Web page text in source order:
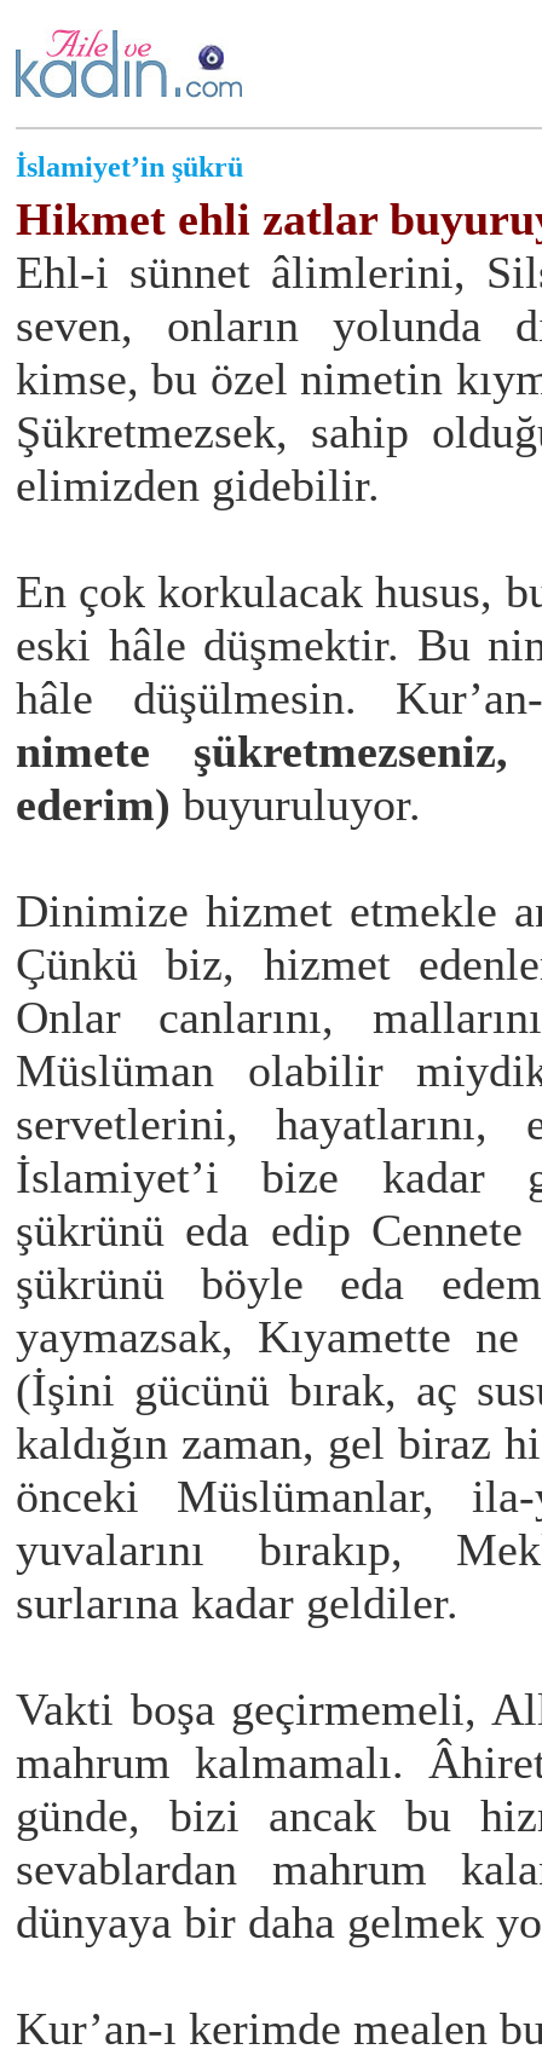
İslamiyet’in şükrü
Hikmet ehli zatlar
Ehl-i sünnet âlimlerini,
seven, onların yolunda
kimse, bu özel nimetin
Şükretmezsek, sahip
elimizden gidebilir.
En çok korkulacak husus,
eski hâle düşmektir. Bu
hâle düşülmesin.
nimete
ederim) buyuruluyor.
Dinimize hizmet etmekle
Çünkü biz, hizmet
Onlar canlarını,
Müslüman olabilir
servetlerini,
İslamiyet’i bize kadar
şükrünü eda edip
şükrünü böyle eda
yaymazsak, Kıyamette
(İşini gücünü bırak, aç
kaldığın zaman, gel biraz
önceki Müslümanlar,
yuvalarını bırakıp,
surlarına kadar geldiler.
Vakti boşa geçirmemeli,
mahrum kalmamalı.
günde, bizi ancak bu
sevablardan mahrum
dünyaya bir daha gelmek
Kur’an-ı kerimde mealen